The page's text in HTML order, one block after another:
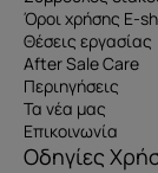
Όροι χρήσης E-
Θέσεις εργασίας
After Sale Care
Περιηγήσεις
Τα νέα μας
Επικοινωνία
Οδηγίες